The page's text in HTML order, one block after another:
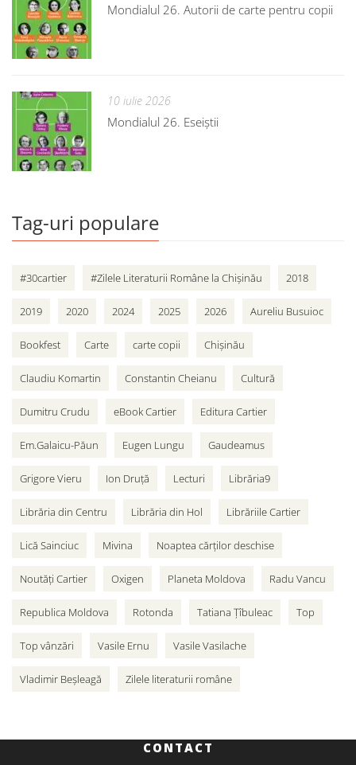
Mondialul 26. Autorii de carte pentru copii
10 iulie 2026
Mondialul 26. Eseiștii
Tag-uri populare
#30cartier #Zilele Literaturii Române la Chișinău 2018
2019 2020 2024 2025 2026 Aureliu Busuioc
Bookfest Carte carte copii Chișinău
Claudiu Komartin Constantin Cheianu Cultură
Dumitru Crudu eBook Cartier Editura Cartier
Em.Galaicu-Păun Eugen Lungu Gaudeamus
Grigore Vieru Ion Druță Lecturi Librăria9
Librăria din Centru Librăria din Hol Librăriile Cartier
Lică Sainciuc Mivina Noaptea cărților deschise
Noutăți Cartier Oxigen Planeta Moldova Radu Vancu
Republica Moldova Rotonda Tatiana Țîbuleac Top
Top vânzări Vasile Ernu Vasile Vasilache
Vladimir Beșleagă Zilele literaturii române
CONTACT